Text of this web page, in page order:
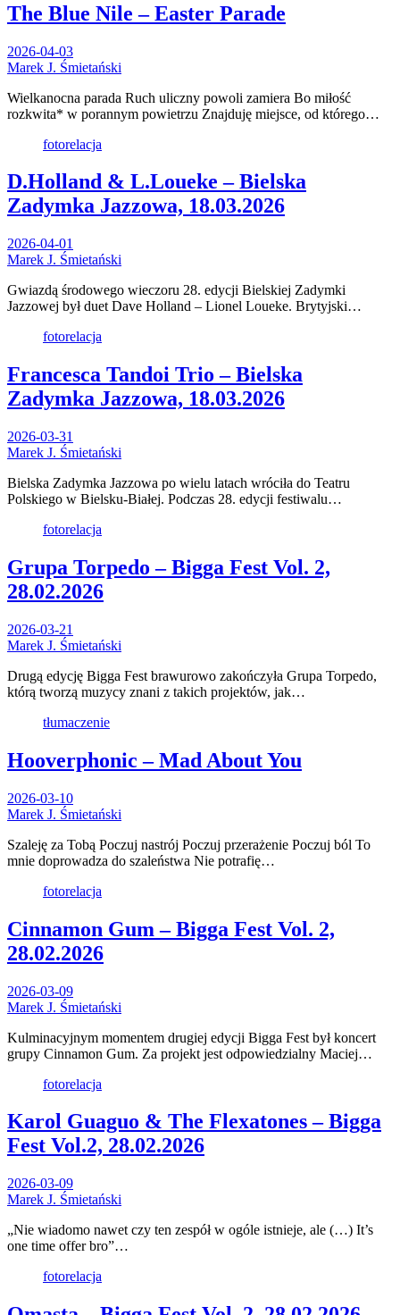
The Blue Nile – Easter Parade
2026-04-03
Marek J. Śmietański
Wielkanocna parada Ruch uliczny powoli zamiera Bo miłość
rozkwita* w porannym powietrzu Znajduję miejsce, od którego…
fotorelacja
D.Holland & L.Loueke – Bielska
Zadymka Jazzowa, 18.03.2026
2026-04-01
Marek J. Śmietański
Gwiazdą środowego wieczoru 28. edycji Bielskiej Zadymki
Jazzowej był duet Dave Holland – Lionel Loueke. Brytyjski…
fotorelacja
Francesca Tandoi Trio – Bielska
Zadymka Jazzowa, 18.03.2026
2026-03-31
Marek J. Śmietański
Bielska Zadymka Jazzowa po wielu latach wróciła do Teatru
Polskiego w Bielsku-Białej. Podczas 28. edycji festiwalu…
fotorelacja
Grupa Torpedo – Bigga Fest Vol. 2,
28.02.2026
2026-03-21
Marek J. Śmietański
Drugą edycję Bigga Fest brawurowo zakończyła Grupa Torpedo,
którą tworzą muzycy znani z takich projektów, jak…
tłumaczenie
Hooverphonic – Mad About You
2026-03-10
Marek J. Śmietański
Szaleję za Tobą Poczuj nastrój Poczuj przerażenie Poczuj ból To
mnie doprowadza do szaleństwa Nie potrafię…
fotorelacja
Cinnamon Gum – Bigga Fest Vol. 2,
28.02.2026
2026-03-09
Marek J. Śmietański
Kulminacyjnym momentem drugiej edycji Bigga Fest był koncert
grupy Cinnamon Gum. Za projekt jest odpowiedzialny Maciej…
fotorelacja
Karol Guaguo & The Flexatones – Bigga
Fest Vol.2, 28.02.2026
2026-03-09
Marek J. Śmietański
„Nie wiadomo nawet czy ten zespół w ogóle istnieje, ale (…) It’s
one time offer bro”…
fotorelacja